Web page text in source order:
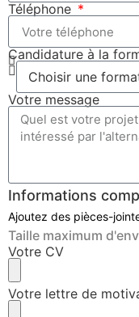
Téléphone
Candidature à la
Votre message
Informations
Ajoutez des pièces-
Taille maximum
Votre CV
Votre lettre de